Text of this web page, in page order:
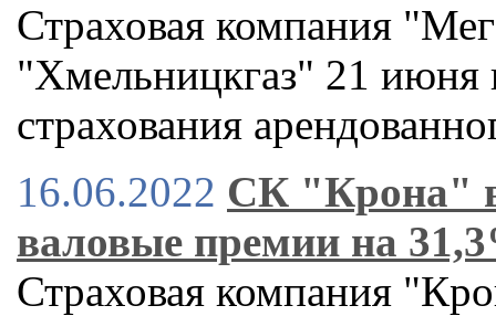
Страховая компания
"Хмельницкгаз" 21 июня
страхования
16.06.2022 СК "Крона" в
валовые премии на
Страховая компания